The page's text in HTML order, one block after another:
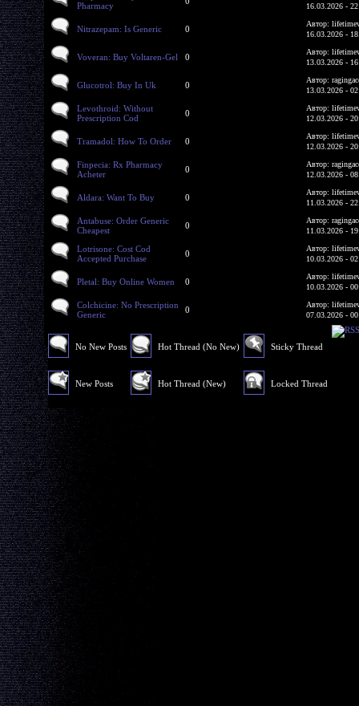
Pharmacy
16.03.2026 -
Nitrazepam: Is Generic 0
Автор:
16.03.2026 -
Voveran: Buy Voltaren-Gel 0
Автор:
13.03.2026 -
Glucotrol: Buy In Uk 0
Автор:
13.03.2026 -
Levothroid: Without
Prescription Cod
0
Автор:
12.03.2026 -
Tramadol: How To Order 0
Автор:
12.03.2026 -
Finpecia: Rx Pharmacy
Acheter
0
Автор:
12.03.2026 -
Aldara: Want To Buy 0
Автор:
11.03.2026 -
Antabuse: Order Generic
Cheapest
0
Автор:
11.03.2026 -
Lotrisone: Cost Cod
Accepted Purchase
0
Автор:
10.03.2026 -
Pletal: Buy Online Women 0
Автор:
10.03.2026 -
Colchicine: No Prescription
Generic
0
Автор:
07.03.2026 -
No New Posts
New Posts
Hot Thread (No New)
Hot Thread (New)
Sticky Thread
Locked Thread